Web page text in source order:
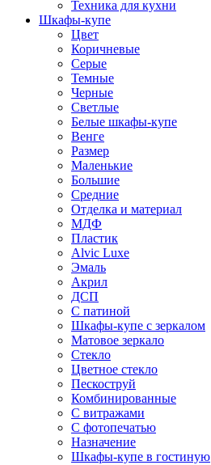
Техника для кухни
Шкафы-купе
Цвет
Коричневые
Серые
Темные
Черные
Светлые
Белые шкафы-купе
Венге
Размер
Маленькие
Большие
Средние
Отделка и материал
МДФ
Пластик
Alvic Luxe
Эмаль
Акрил
ДСП
С патиной
Шкафы-купе с зеркалом
Матовое зеркало
Стекло
Цветное стекло
Пескоструй
Комбинированные
С витражами
С фотопечатью
Назначение
Шкафы-купе в гостиную